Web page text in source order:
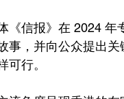
《信报》在 2024
事，并向公众提出
可行。